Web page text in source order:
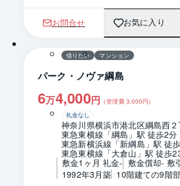
お問合せ お気に入り
1 / 0
借りたい マンション
パーク・ノヴァ綱島
6万4,000円 （管理費 3,000円）
礼金なし
神奈川県横浜市港北区綱島西２
東急東横線「綱島」駅 徒歩2分
東急新横浜線「新綱島」駅 徒
東急東横線「大倉山」駅 徒歩
敷金1ヶ月 礼金- 敷金償却- 敷
1992年3月築 10階建ての9階